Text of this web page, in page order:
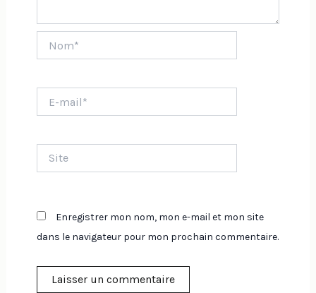
mail*
Enregistrer mon nom, mon e-mail et mon site
dans le navigateur pour mon prochain commentaire.